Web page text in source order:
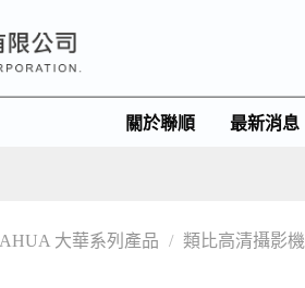
關於聯順 最新消息
大華系列產品 / 類比高清攝影機